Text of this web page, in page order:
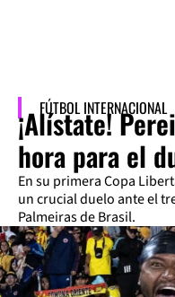
FÚTBOL INTERNACIONAL
¡Alístate!
hora para el
En su primera Copa
un crucial duelo ante el
Palmeiras de Brasil.